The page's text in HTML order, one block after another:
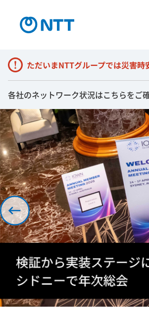
NTT / NTTグループ
ただいまNTTグループでは災害時
各社のネットワーク状況はこちらをご